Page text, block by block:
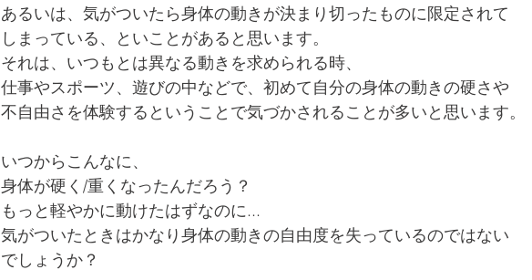
あるいは、気がついたら身体の動きが決まり切ったものに限定されて
しまっている、といことがあると思います。
それは、いつもとは異なる動きを求められる時、
仕事やスポーツ、遊びの中などで、初めて自分の身体の動きの硬さや
不自由さを体験するということで気づかされることが多いと思います。
いつからこんなに、
身体が硬く/重くなったんだろう？
もっと軽やかに動けたはずなのに...
気がついたときはかなり身体の動きの自由度を失っているのではない
でしょうか？